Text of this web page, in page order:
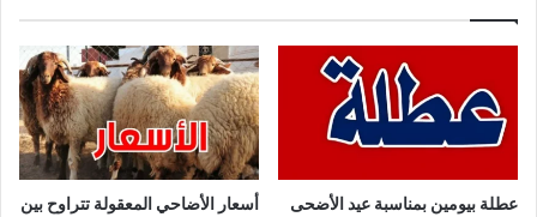
عطلة بيومين بمناسبة عيد الأضحى
أسعار الأضاحي المعقولة تتراوح بين